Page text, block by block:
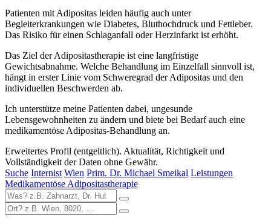
Patienten mit Adipositas leiden häufig auch unter
Begleiterkrankungen wie Diabetes, Bluthochdruck und Fettleber.
Das Risiko für einen Schlaganfall oder Herzinfarkt ist erhöht.
Das Ziel der Adipositastherapie ist eine langfristige
Gewichtsabnahme. Welche Behandlung im Einzelfall sinnvoll ist,
hängt in erster Linie vom Schweregrad der Adipositas und den
individuellen Beschwerden ab.
Ich unterstütze meine Patienten dabei, ungesunde
Lebensgewohnheiten zu ändern und biete bei Bedarf auch eine
medikamentöse Adipositas-Behandlung an.
Erweitertes Profil (entgeltlich). Aktualität, Richtigkeit und
Vollständigkeit der Daten ohne Gewähr.
Suche Internist Wien Prim. Dr. Michael Smeikal Leistungen
Medikamentöse Adipositastherapie